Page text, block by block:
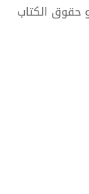
حقوق الكتاب